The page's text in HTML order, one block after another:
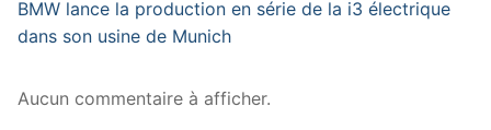
BMW lance la production en série de la i3 électrique
dans son usine de Munich
Aucun commentaire à afficher.